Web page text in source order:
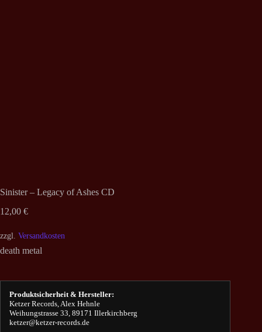
Sinister – Legacy of Ashes CD
12,00 €
zzgl. Versandkosten
death metal
Produktsicherheit & Hersteller:
Ketzer Records, Alex Hehnle
Weihungstrasse 33, 89171 Illerkirchberg
ketzer@ketzer-records.de